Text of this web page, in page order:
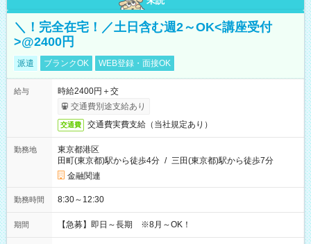
＼！完全在宅！／土日含む週2～OK<講座受付
>@2400円
派遣 ブランクOK WEB登録・面接OK
給与
時給2400円＋交
交通費別途支給あり
交通費 交通費実費支給（当社規定あり）
勤務地
東京都港区
田町(東京都)駅から徒歩4分 / 三田(東京都)駅から徒歩7分
金融関連
勤務時間 8:30～12:30
期間 【急募】即日～長期 ※8月～OK！